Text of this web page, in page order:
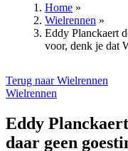
Kruimelpad
Home »
Wielrennen »
Eddy Planckaert
voor, denk je dat
Terug naar Wielrennen
Wielrennen
Eddy
daar geen